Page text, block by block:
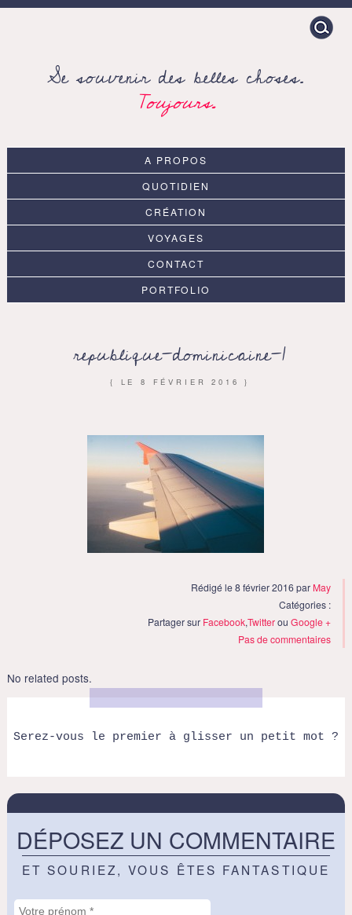
Search
for:
Se souvenir des belles choses.
Toujours.
A PROPOS
QUOTIDIEN
CRÉATION
VOYAGES
CONTACT
PORTFOLIO
republique-dominicaine-1
{ LE8 FÉVRIER 2016 }
Rédigé le 8 février 2016 par May
Catégories :
Partager sur Facebook,TwitterouGoogle +
Pas de commentaires
No related posts.
Serez-vous le premier à glisser un petit mot ?
DÉPOSEZ UN COMMENTAIRE
ET SOURIEZ, VOUS ÊTES FANTASTIQUE